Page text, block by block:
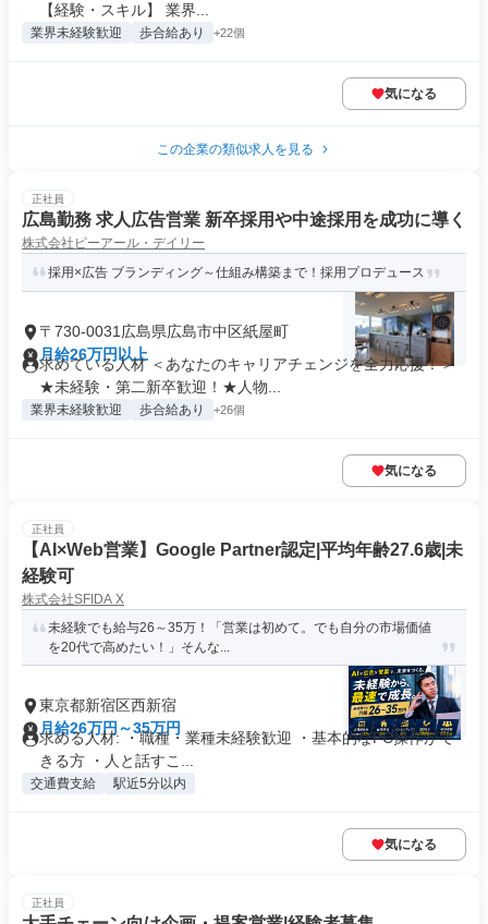
【経験・スキル】 業界...
業界未経験歓迎 歩合給あり +22個
気になる
この企業の類似求人を見る
正社員
広島勤務 求人広告営業 新卒採用や中途採用を成功に導く
株式会社ピーアール・デイリー
採用×広告 ブランディング～仕組み構築まで！採用プロデュース
〒730-0031広島県広島市中区紙屋町
月給26万円以上
求めている人材 ＜あなたのキャリアチェンジを全力応援！＞
★未経験・第二新卒歓迎！★人物...
業界未経験歓迎 歩合給あり +26個
気になる
正社員
【AI×Web営業】Google Partner認定|平均年齢27.6歳|未
経験可
株式会社SFIDA X
未経験でも給与26～35万！「営業は初めて。でも自分の市場価値
を20代で高めたい！」そんな...
東京都新宿区西新宿
月給26万円～35万円
求める人材: ・職種・業種未経験歓迎 ・基本的なPC操作がで
きる方 ・人と話すこ...
交通費支給 駅近5分以内
気になる
正社員